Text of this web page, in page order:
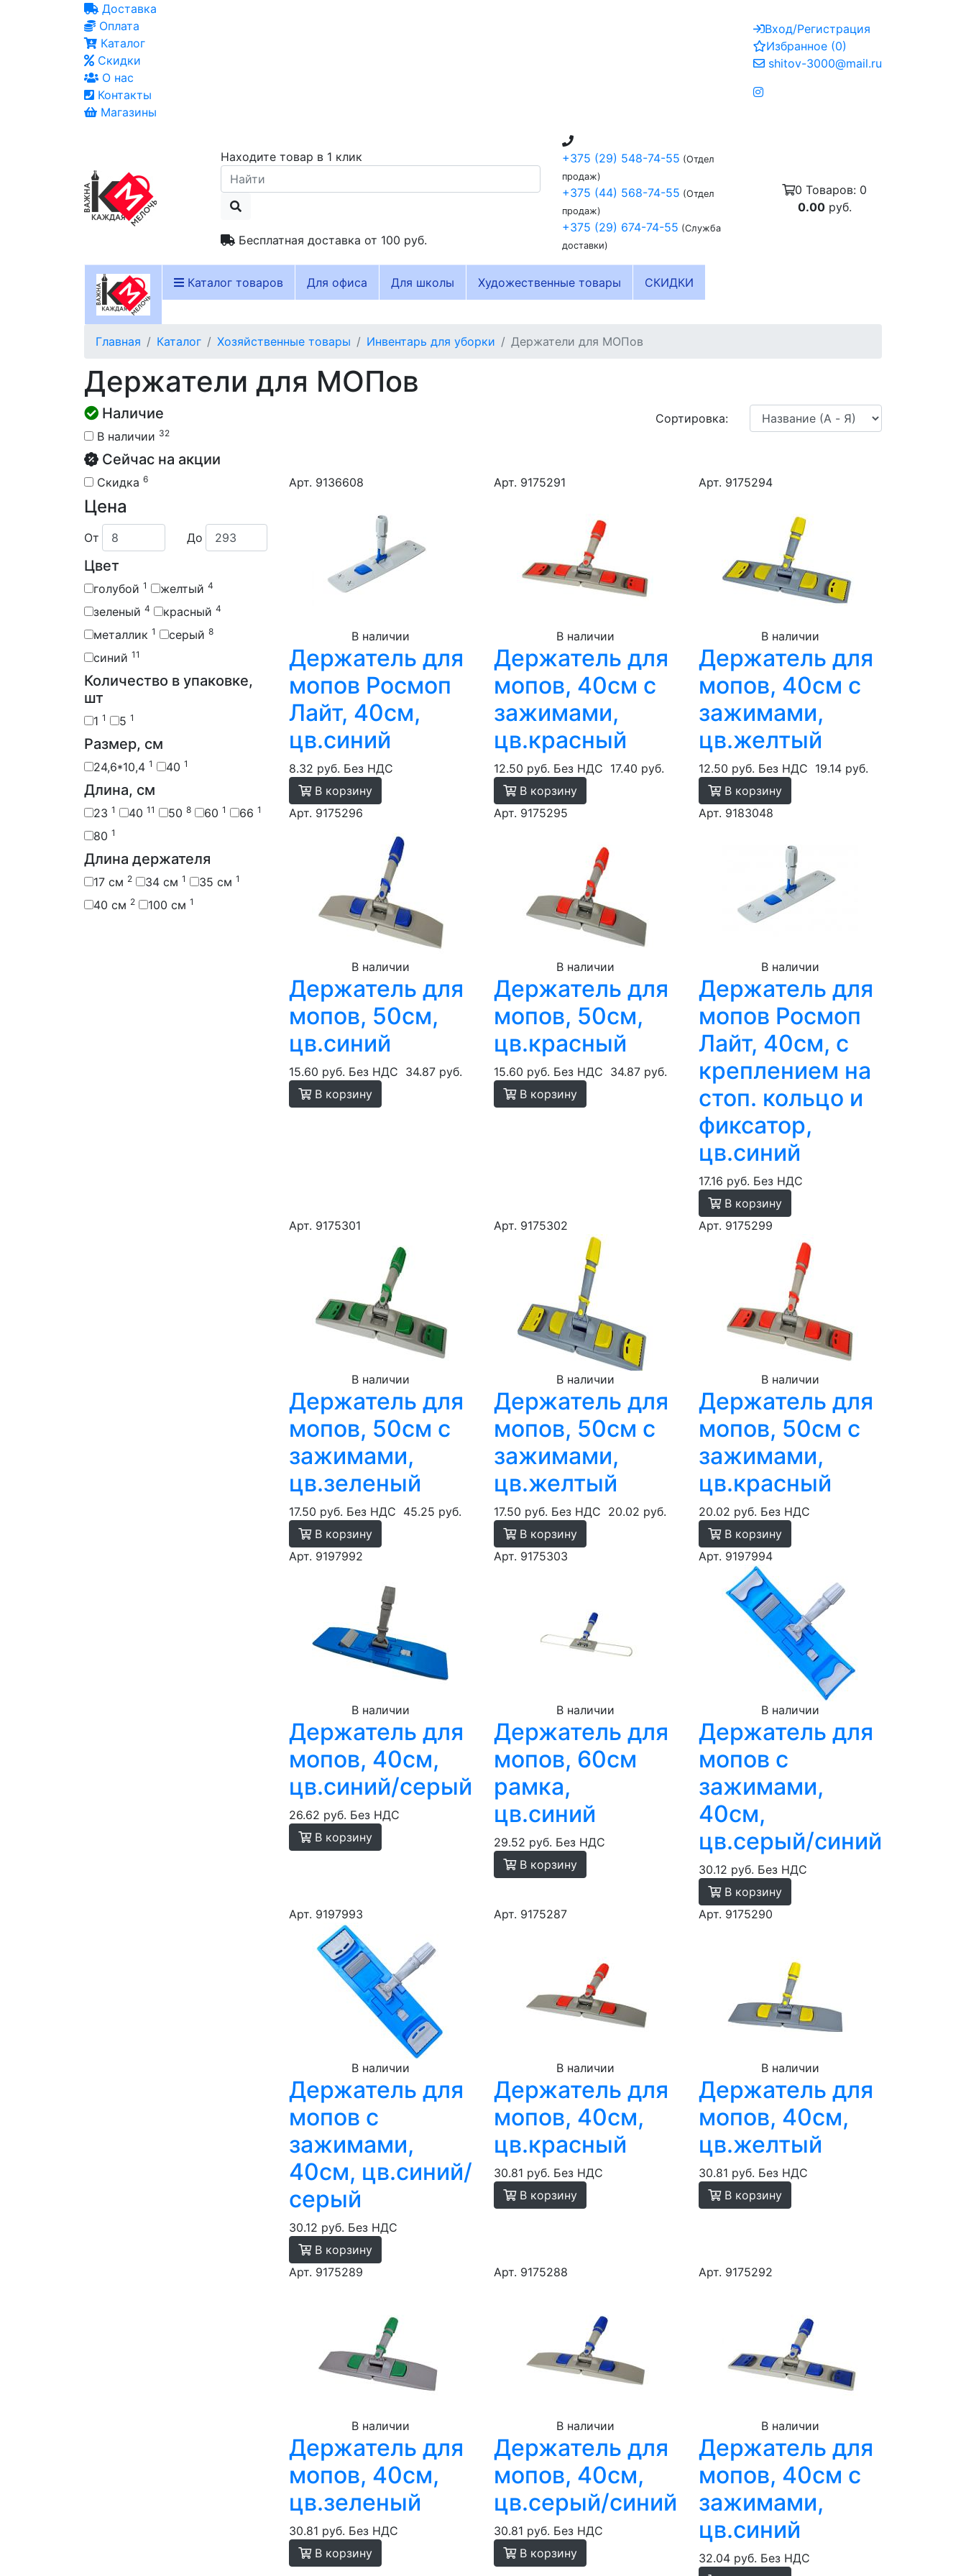
Доставка
Оплата
Каталог
Скидки
О нас
Контакты
Магазины
Вход/Регистрация
Избранное (0)
shitov-3000@mail.ru
+375 (29) 548-74-55 (Отдел
продаж)
+375 (44) 568-74-55 (Отдел
продаж)
+375 (29) 674-74-55 (Служба
доставки)
Находите товар в 1 клик
Бесплатная доставка от 100 руб.
0 Товаров: 0
0.00руб.
Каталог товаров Для офиса Для школы Художественные товары СКИДКИ
Главная Каталог Хозяйственные товары Инвентарь для уборки Держатели для МОПов
Держатели для МОПов
Наличие
В наличии 32
Сейчас на акции
Скидка 6
Цена
От До
Цвет
голубой 1 желтый 4
зеленый 4 красный 4
металлик 1 серый 8
синий 11
Количество в упаковке,
шт
1 1 5 1
Размер, см
24,6*10,4 1 40 1
Длина, см
23 1 40 11 50 8 60 1 66 1
80 1
Длина держателя
17 см 2 34 см 1 35 см 1
40 см 2 100 см 1
Сортировка:
Арт. 9136608
В наличии
Держатель для
мопов Росмоп
Лайт, 40см,
цв.синий
8.32 руб. Без НДС
В корзину
Арт. 9175291
В наличии
Держатель для
мопов, 40см с
зажимами,
цв.красный
12.50 руб. Без НДС 17.40 руб.
В корзину
Арт. 9175294
В наличии
Держатель для
мопов, 40см с
зажимами,
цв.желтый
12.50 руб. Без НДС 19.14 руб.
В корзину
Арт. 9175296
В наличии
Держатель для
мопов, 50см,
цв.синий
15.60 руб. Без НДС 34.87 руб.
В корзину
Арт. 9175295
В наличии
Держатель для
мопов, 50см,
цв.красный
15.60 руб. Без НДС 34.87 руб.
В корзину
Арт. 9183048
В наличии
Держатель для
мопов Росмоп
Лайт, 40см, с
креплением на
стоп. кольцо и
фиксатор,
цв.синий
17.16 руб. Без НДС
В корзину
Арт. 9175301
В наличии
Держатель для
мопов, 50см с
зажимами,
цв.зеленый
17.50 руб. Без НДС 45.25 руб.
В корзину
Арт. 9175302
В наличии
Держатель для
мопов, 50см с
зажимами,
цв.желтый
17.50 руб. Без НДС 20.02 руб.
В корзину
Арт. 9175299
В наличии
Держатель для
мопов, 50см с
зажимами,
цв.красный
20.02 руб. Без НДС
В корзину
Арт. 9197992
В наличии
Держатель для
мопов, 40см,
цв.синий/серый
26.62 руб. Без НДС
В корзину
Арт. 9175303
В наличии
Держатель для
мопов, 60см
рамка,
цв.синий
29.52 руб. Без НДС
В корзину
Арт. 9197994
В наличии
Держатель для
мопов с
зажимами,
40см,
цв.серый/синий
30.12 руб. Без НДС
В корзину
Арт. 9197993
В наличии
Держатель для
мопов с
зажимами,
40см, цв.синий/
серый
30.12 руб. Без НДС
В корзину
Арт. 9175287
В наличии
Держатель для
мопов, 40см,
цв.красный
30.81 руб. Без НДС
В корзину
Арт. 9175290
В наличии
Держатель для
мопов, 40см,
цв.желтый
30.81 руб. Без НДС
В корзину
Арт. 9175289
В наличии
Держатель для
мопов, 40см,
цв.зеленый
30.81 руб. Без НДС
В корзину
Арт. 9175288
В наличии
Держатель для
мопов, 40см,
цв.серый/синий
30.81 руб. Без НДС
В корзину
Арт. 9175292
В наличии
Держатель для
мопов, 40см с
зажимами,
цв.синий
32.04 руб. Без НДС